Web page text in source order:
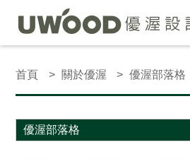
首頁 關於優渥 優渥部落格